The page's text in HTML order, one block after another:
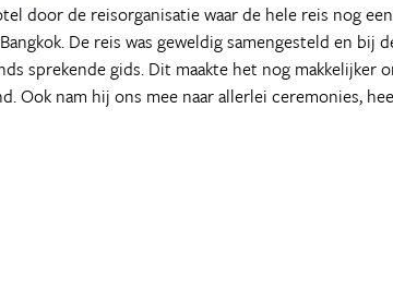
door de reisorganisatie waar de hele reis nog
De reis was geweldig samengesteld en bij
sprekende gids. Dit maakte het nog makkelijker
Ook nam hij ons mee naar allerlei ceremonies,